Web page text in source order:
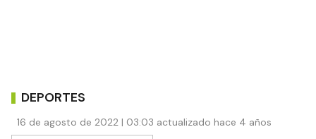
DEPORTES
16 de agosto de 2022 | 03:03 actualizado hace 4 años